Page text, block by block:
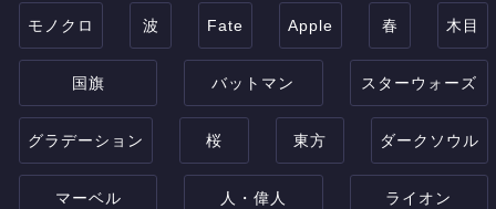
モノクロ 波 Fate Apple 春 木目
国旗 バットマン スターウォーズ
グラデーション 桜 東方 ダークソウル
マーベル 人・偉人 ライオン